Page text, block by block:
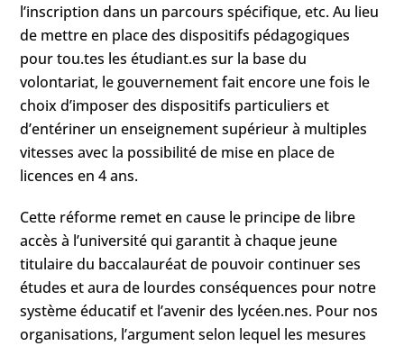
l’inscription dans un parcours spécifique, etc. Au lieu
de mettre en place des dispositifs pédagogiques
pour tou.tes les étudiant.es sur la base du
volontariat, le gouvernement fait encore une fois le
choix d’imposer des dispositifs particuliers et
d’entériner un enseignement supérieur à multiples
vitesses avec la possibilité de mise en place de
licences en 4 ans.
Cette réforme remet en cause le principe de libre
accès à l’université qui garantit à chaque jeune
titulaire du baccalauréat de pouvoir continuer ses
études et aura de lourdes conséquences pour notre
système éducatif et l’avenir des lycéen.nes. Pour nos
organisations, l’argument selon lequel les mesures